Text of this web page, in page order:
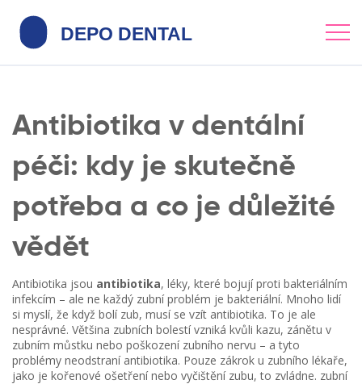
Antibiotika v dentální
péči: kdy je skutečně
potřeba a co je důležité
vědět
Antibiotika jsou antibiotika, léky, které bojují proti bakteriálním
infekcím – ale ne každý zubní problém je bakteriální. Mnoho lidí
si myslí, že když bolí zub, musí se vzít antibiotika. To je ale
nesprávné. Většina zubních bolestí vzniká kvůli kazu, zánětu v
zubním můstku nebo poškození zubního nervu – a tyto
problémy neodstraní antibiotika. Pouze zákrok u zubního lékaře,
jako je kořenové ošetření nebo vyčištění zubu, to zvládne. zubní